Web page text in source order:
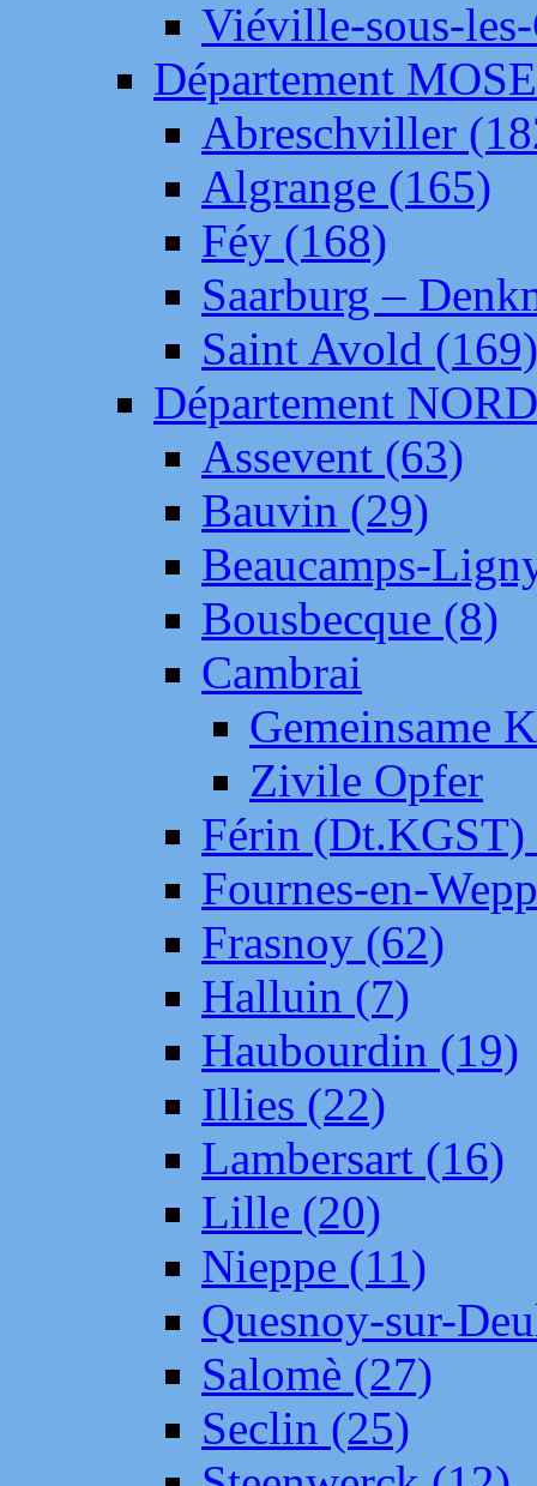
Viéville-sous-
Département
Abreschviller
Algrange (165)
Féy (168)
Saarburg –
Saint Avold (169)
Département NORD
Assevent (63)
Bauvin (29)
Beaucamps-
Bousbecque (8)
Cambrai
Gemeinsame
Zivile Opfer
Férin (Dt.KGST)
Fournes-en-
Frasnoy (62)
Halluin (7)
Haubourdin (19)
Illies (22)
Lambersart (16)
Lille (20)
Nieppe (11)
Quesnoy-sur-
Salomè (27)
Seclin (25)